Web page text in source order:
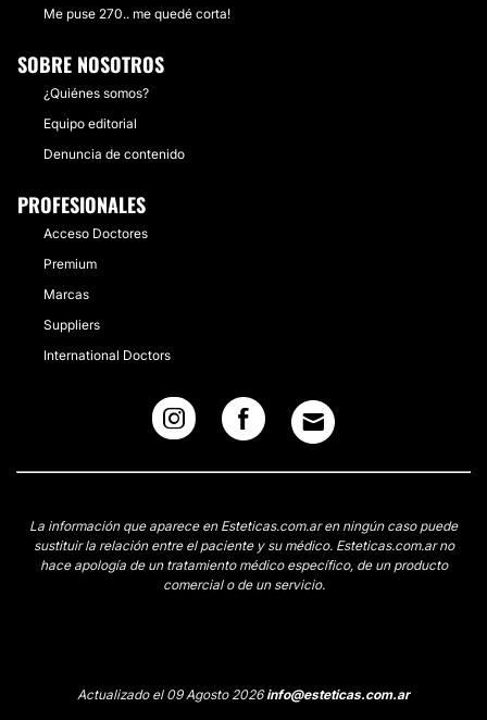
Me puse 270.. me quedé corta!
SOBRE NOSOTROS
¿Quiénes somos?
Equipo editorial
Denuncia de contenido
PROFESIONALES
Acceso Doctores
Premium
Marcas
Suppliers
International Doctors
La información que aparece en Esteticas.com.ar en ningún caso puede
sustituir la relación entre el paciente y su médico. Esteticas.com.ar no
hace apología de un tratamiento médico específico, de un producto
comercial o de un servicio.
Actualizado el 09 Agosto 2026info@esteticas.com.ar